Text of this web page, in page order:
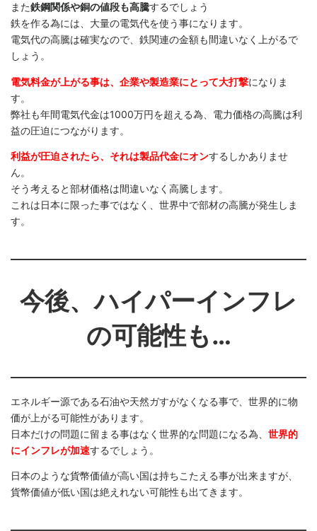
また鉄鋼関係や銅の値段も高騰するでしょう
鉄を作る為には、大量の電気代を使う事になります。
電気代の高騰は確実なので、鉄関連の金額も間違いなく上がるで
しょう。
電気料金が上がる事は、企業や製造業にとって大打撃になりま
す。
弊社も年間電気代金は1000万円を超える為、電力価格の高騰は利
益の圧迫につながります。
利益が圧迫されたら、それは製品代金にオンするしかありませ
ん。
そう考えると部材価格は間違いなく高騰します。
これは日本に限った事ではなく、世界中で部材の高騰が発生しま
す。
今後、ハイパーインフレ
の可能性も…
エネルギー源である石油や天然ガすがなくなる事で、世界的に物
価が上がる可能性があります。
日本だけの問題に留まる事はなく世界的な問題になる為、 世界的
にインフレが加速するでしょう。
日本のような貨幣価値が高い国は持ちこたえる事が出来ますが、
貨幣価値が低い国は絶えれない可能性も出てきます。